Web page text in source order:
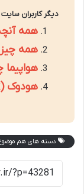
دیگر کاربران
همه
همه چیز
هودوک (Hoetteok)
دسته های هم